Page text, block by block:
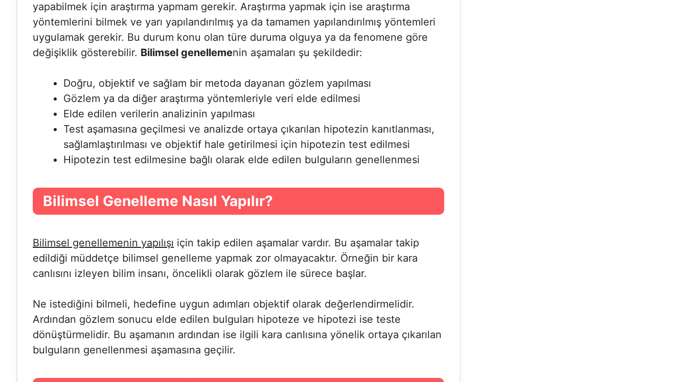
yapabilmek için araştırma yapmam gerekir. Araştırma yapmak için ise araştırma
yöntemlerini bilmek ve yarı yapılandırılmış ya da tamamen yapılandırılmış yöntemleri
uygulamak gerekir. Bu durum konu olan türe duruma olguya ya da fenomene göre
değişiklik gösterebilir. Bilimsel genellemenin aşamaları şu şekildedir:
Doğru, objektif ve sağlam bir metoda dayanan gözlem yapılması
Gözlem ya da diğer araştırma yöntemleriyle veri elde edilmesi
Elde edilen verilerin analizinin yapılması
Test aşamasına geçilmesi ve analizde ortaya çıkarılan hipotezin kanıtlanması,
sağlamlaştırılması ve objektif hale getirilmesi için hipotezin test edilmesi
Hipotezin test edilmesine bağlı olarak elde edilen bulguların genellenmesi
Bilimsel Genelleme Nasıl Yapılır?
Bilimsel genellemenin yapılışı için takip edilen aşamalar vardır. Bu aşamalar takip
edildiği müddetçe bilimsel genelleme yapmak zor olmayacaktır. Örneğin bir kara
canlısını izleyen bilim insanı, öncelikli olarak gözlem ile sürece başlar.
Ne istediğini bilmeli, hedefine uygun adımları objektif olarak değerlendirmelidir.
Ardından gözlem sonucu elde edilen bulguları hipoteze ve hipotezi ise teste
dönüştürmelidir. Bu aşamanın ardından ise ilgili kara canlısına yönelik ortaya çıkarılan
bulguların genellenmesi aşamasına geçilir.